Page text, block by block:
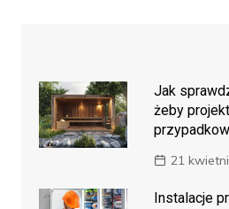
Jak
żeby
21
Instalacje